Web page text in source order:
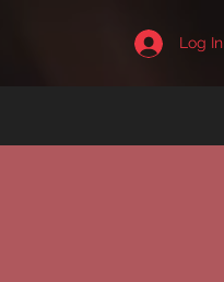
Log In